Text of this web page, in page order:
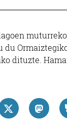
dituzte.